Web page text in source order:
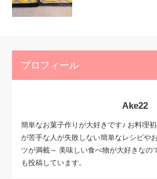
プロフィール
Ake22
簡単なお菓子作りが大好きです♪ お料理
が苦手な人が失敗しない簡単なレシピや
ツが満載～ 美味しい食べ物が大好きなの
も投稿しています。